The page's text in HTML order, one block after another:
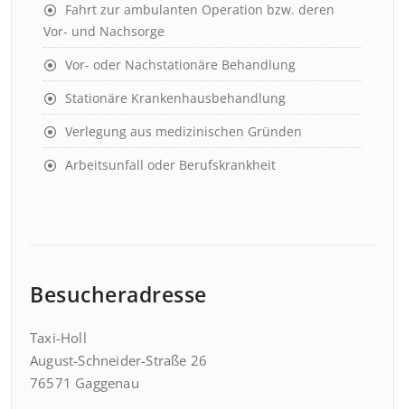
Fahrt zur ambulanten Operation bzw. deren
Vor- und Nachsorge
Vor- oder Nachstationäre Behandlung
Stationäre Krankenhausbehandlung
Verlegung aus medizinischen Gründen
Arbeitsunfall oder Berufskrankheit
Besucheradresse
Taxi-Holl
August-Schneider-Straße 26
76571 Gaggenau